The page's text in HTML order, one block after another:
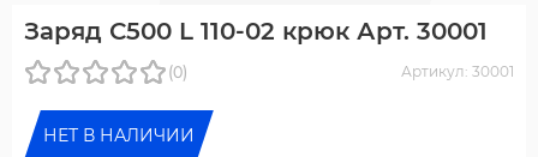
Заряд С500 L 110-02 крюк Арт. 30001
(0) Артикул: 30001
НЕТ В НАЛИЧИИ